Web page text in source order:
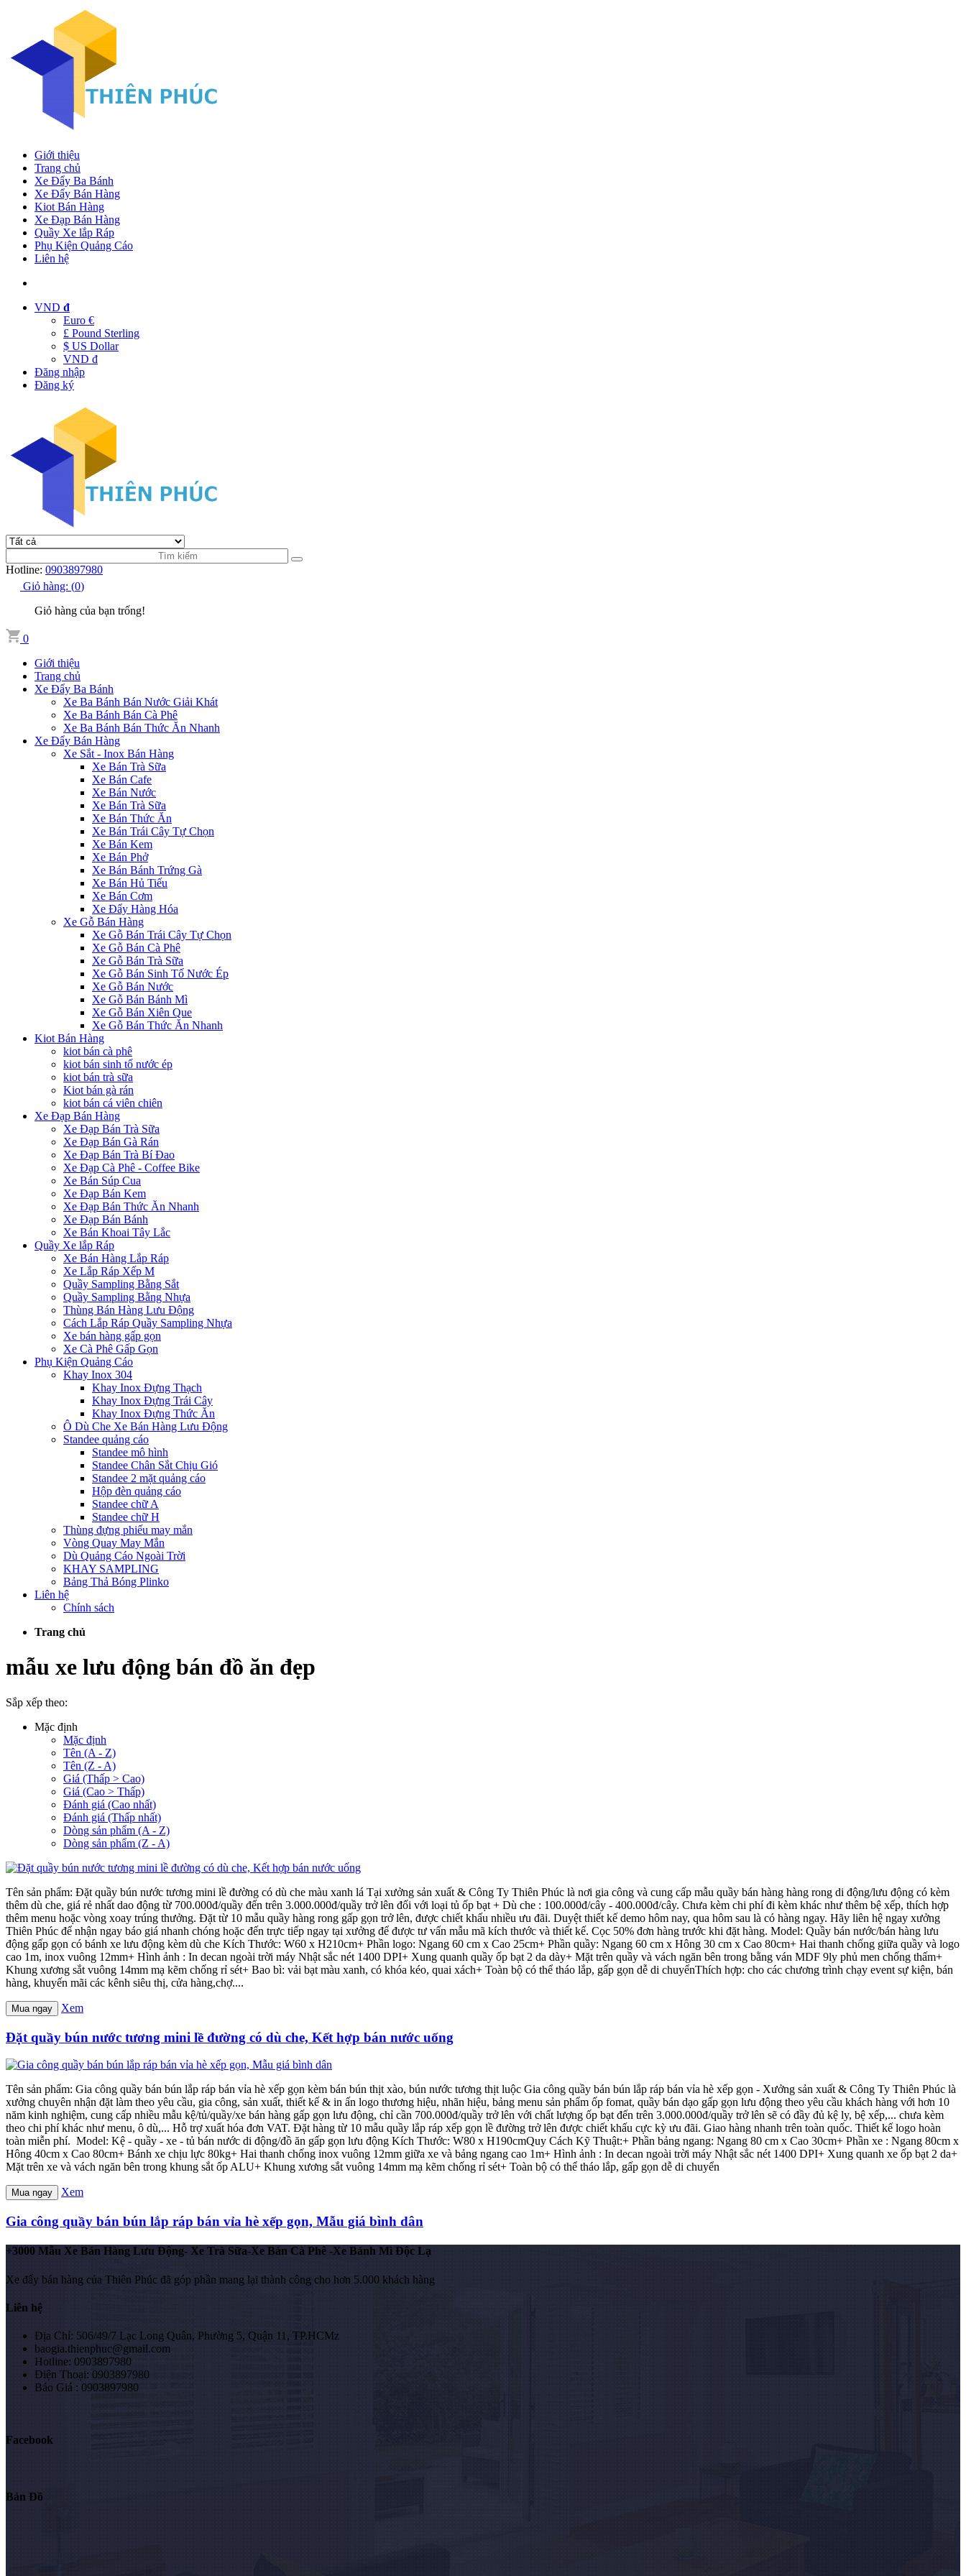
Giới thiệu
Trang chủ
Xe Đẩy Ba Bánh
Xe Đẩy Bán Hàng
Kiot Bán Hàng
Xe Đạp Bán Hàng
Quầy Xe lắp Ráp
Phụ Kiện Quảng Cáo
Liên hệ
VND đ
Euro €
£ Pound Sterling
$ US Dollar
VND đ
Đăng nhập
Đăng ký
Hotline: 0903897980
Giỏ hàng: (0)
Giỏ hàng của bạn trống!
0
Giới thiệu
Trang chủ
Xe Đẩy Ba Bánh
Xe Ba Bánh Bán Nước Giải Khát
Xe Ba Bánh Bán Cà Phê
Xe Ba Bánh Bán Thức Ăn Nhanh
Xe Đẩy Bán Hàng
Xe Sắt - Inox Bán Hàng
Xe Bán Trà Sữa
Xe Bán Cafe
Xe Bán Nước
Xe Bán Trà Sữa
Xe Bán Thức Ăn
Xe Bán Trái Cây Tự Chọn
Xe Bán Kem
Xe Bán Phở
Xe Bán Bánh Trứng Gà
Xe Bán Hủ Tiếu
Xe Bán Cơm
Xe Đẩy Hàng Hóa
Xe Gỗ Bán Hàng
Xe Gỗ Bán Trái Cây Tự Chọn
Xe Gỗ Bán Cà Phê
Xe Gỗ Bán Trà Sữa
Xe Gỗ Bán Sinh Tố Nước Ép
Xe Gỗ Bán Nước
Xe Gỗ Bán Bánh Mì
Xe Gỗ Bán Xiên Que
Xe Gỗ Bán Thức Ăn Nhanh
Kiot Bán Hàng
kiot bán cà phê
kiot bán sinh tố nước ép
kiot bán trà sữa
Kiot bán gà rán
kiot bán cá viên chiên
Xe Đạp Bán Hàng
Xe Đạp Bán Trà Sữa
Xe Đạp Bán Gà Rán
Xe Đạp Bán Trà Bí Đao
Xe Đạp Cà Phê - Coffee Bike
Xe Bán Súp Cua
Xe Đạp Bán Kem
Xe Đạp Bán Thức Ăn Nhanh
Xe Đạp Bán Bánh
Xe Bán Khoai Tây Lắc
Quầy Xe lắp Ráp
Xe Bán Hàng Lắp Ráp
Xe Lắp Ráp Xếp M
Quầy Sampling Bằng Sắt
Quầy Sampling Bằng Nhựa
Thùng Bán Hàng Lưu Động
Cách Lắp Ráp Quầy Sampling Nhựa
Xe bán hàng gấp gọn
Xe Cà Phê Gấp Gọn
Phụ Kiện Quảng Cáo
Khay Inox 304
Khay Inox Đựng Thạch
Khay Inox Đựng Trái Cây
Khay Inox Đựng Thức Ăn
Ô Dù Che Xe Bán Hàng Lưu Động
Standee quảng cáo
Standee mô hình
Standee Chân Sắt Chịu Gió
Standee 2 mặt quảng cáo
Hộp đèn quảng cáo
Standee chữ A
Standee chữ H
Thùng đựng phiếu may mắn
Vòng Quay May Mắn
Dù Quảng Cáo Ngoài Trời
KHAY SAMPLING
Bảng Thả Bóng Plinko
Liên hệ
Chính sách
Trang chủ
mẫu xe lưu động bán đồ ăn đẹp
Sắp xếp theo:
Mặc định
Mặc định
Tên (A - Z)
Tên (Z - A)
Giá (Thấp > Cao)
Giá (Cao > Thấp)
Đánh giá (Cao nhất)
Đánh giá (Thấp nhất)
Dòng sản phẩm (A - Z)
Dòng sản phẩm (Z - A)
Tên sản phẩm: Đặt quầy bún nước tương mini lề đường có dù che màu xanh lá Tại xưởng sản xuất & Công Ty Thiên Phúc là nơi gia công và cung cấp mẫu quầy bán hàng hàng rong di động/lưu động có kèm
thêm dù che, giá rẻ nhất dao động từ 700.000đ/quầy đến trên 3.000.000đ/quầy trở lên đối với loại tủ ốp bạt + Dù che : 100.000đ/cây - 400.000đ/cây. Chưa kèm chi phí đi kèm khác như thêm bệ xếp, thích hợp
thêm menu hoặc vòng xoay trúng thưởng. Đặt từ 10 mẫu quầy hàng rong gấp gọn trở lên, được chiết khấu nhiều ưu đãi. Duyệt thiết kế demo hôm nay, qua hôm sau là có hàng ngay. Hãy liên hệ ngay xưởng
Thiên Phúc để nhận ngay báo giá nhanh chóng hoặc đến trực tiếp ngay tại xưởng để được tư vấn mẫu mã kích thước và thiết kế. Cọc 50% đơn hàng trước khi đặt hàng. Model: Quầy bán nước/bán hàng lưu
động gấp gọn có bánh xe lưu động kèm dù che Kích Thước: W60 x H210cm+ Phần logo: Ngang 60 cm x Cao 25cm+ Phần quầy: Ngang 60 cm x Hông 30 cm x Cao 80cm+ Hai thanh chống giữa quầy và logo
cao 1m, inox vuông 12mm+ Hình ảnh : In decan ngoài trời máy Nhật sắc nét 1400 DPI+ Xung quanh quầy ốp bạt 2 da dày+ Mặt trên quầy và vách ngăn bên trong bằng ván MDF 9ly phủ men chống thấm+
Khung xương sắt vuông 14mm mạ kẽm chống rỉ sét+ Bao bì: vải bạt màu xanh, có khóa kéo, quai xách+ Toàn bộ có thể tháo lắp, gấp gọn dễ di chuyểnThích hợp: cho các chương trình chạy event sự kiện, bán
hàng, khuyến mãi các kênh siêu thị, cửa hàng,chợ....
Mua ngay Xem
Đặt quầy bún nước tương mini lề đường có dù che, Kết hợp bán nước uống
Tên sản phẩm: Gia công quầy bán bún lắp ráp bán vỉa hè xếp gọn kèm bán bún thịt xào, bún nước tương thịt luộc Gia công quầy bán bún lắp ráp bán vỉa hè xếp gọn - Xưởng sản xuất & Công Ty Thiên Phúc là
xưởng chuyên nhận đặt làm theo yêu cầu, gia công, sản xuất, thiết kế & in ấn logo thương hiệu, nhãn hiệu, bảng menu sản phẩm ốp fomat, quầy bán dạo gấp gọn lưu động theo yêu cầu khách hàng với hơn 10
năm kinh nghiệm, cung cấp nhiều mẫu kệ/tủ/quầy/xe bán hàng gấp gọn lưu động, chỉ cần 700.000đ/quầy trở lên với chất lượng ốp bạt đến trên 3.000.000đ/quầy trở lên sẽ có đầy đủ kệ ly, bệ xếp,... chưa kèm
theo chi phí khác như menu, ô dù,... Hỗ trợ xuất hóa đơn VAT. Đặt hàng từ 10 mẫu quầy lắp ráp xếp gọn lề đường trở lên được chiết khấu cực kỳ ưu đãi. Giao hàng nhanh trên toàn quốc. Thiết kế logo hoàn
toàn miễn phí. Model: Kệ - quầy - xe - tủ bán nước di động/đồ ăn gấp gọn lưu động Kích Thước: W80 x H190cmQuy Cách Kỹ Thuật:+ Phần bảng ngang: Ngang 80 cm x Cao 30cm+ Phần xe : Ngang 80cm x
Hông 40cm x Cao 80cm+ Bánh xe chịu lực 80kg+ Hai thanh chống inox vuông 12mm giữa xe và bảng ngang cao 1m+ Hình ảnh : In decan ngoài trời máy Nhật sắc nét 1400 DPI+ Xung quanh xe ốp bạt 2 da+
Mặt trên xe và vách ngăn bên trong khung sắt ốp ALU+ Khung xương sắt vuông 14mm mạ kẽm chống rỉ sét+ Toàn bộ có thể tháo lắp, gấp gọn dễ di chuyển
Mua ngay Xem
Gia công quầy bán bún lắp ráp bán vỉa hè xếp gọn, Mẫu giá bình dân
+3000 Mẫu Xe Bán Hàng Lưu Động- Xe Trà Sữa-Xe Bán Cà Phê -Xe Bánh Mì Độc Lạ
Xe đẩy bán hàng của Thiên Phúc đã góp phần mang lại thành công cho hơn 5.000 khách hàng
Liên hệ
Địa Chỉ: 506/49/7 Lạc Long Quân, Phường 5, Quận 11, TP.HCMz
baogia.thienphuc@gmail.com
Hotline: 0903897980
Điện Thoại: 0903897980
Báo Giá : 0903897980
Facebook
Bản Đồ